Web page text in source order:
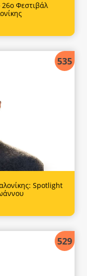
Φεστιβάλ
535
Spotlight
529